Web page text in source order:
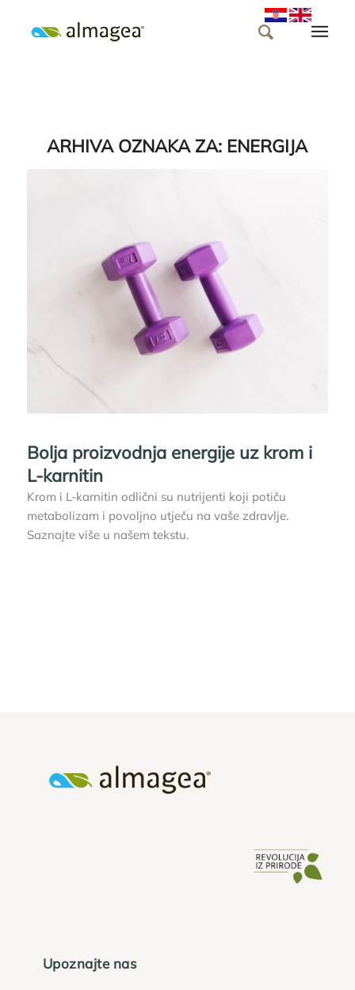
ARHIVA OZNAKA ZA: ENERGIJA
Bolja proizvodnja energije uz krom i
L-karnitin
Krom i L-karnitin odlični su nutrijenti koji potiču
metabolizam i povoljno utječu na vaše zdravlje.
Saznajte više u našem tekstu.
Upoznajte nas